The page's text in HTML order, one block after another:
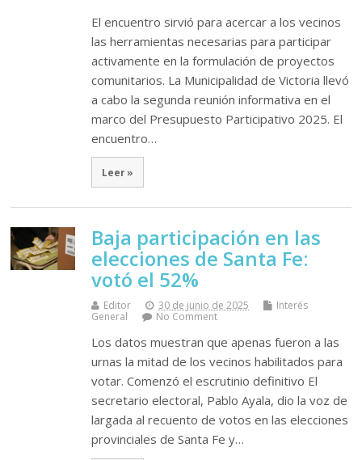
El encuentro sirvió para acercar a los vecinos
las herramientas necesarias para participar
activamente en la formulación de proyectos
comunitarios. La Municipalidad de Victoria llevó
a cabo la segunda reunión informativa en el
marco del Presupuesto Participativo 2025. El
encuentro…
Leer »
Baja participación en las
elecciones de Santa Fe:
votó el 52%
Editor 30 de junio de 2025
Interés
General
No Comment
Los datos muestran que apenas fueron a las
urnas la mitad de los vecinos habilitados para
votar. Comenzó el escrutinio definitivo El
secretario electoral, Pablo Ayala, dio la voz de
largada al recuento de votos en las elecciones
provinciales de Santa Fe y…